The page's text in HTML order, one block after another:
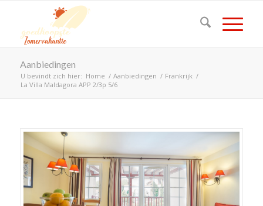
Aanbiedingen
U bevindt zich hier: Home / Aanbiedingen / Frankrijk /
La Villa Maldagora APP 2/3p 5/6